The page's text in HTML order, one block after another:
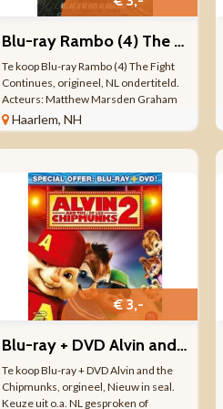
Blu-ray Rambo (4) The Fight Continues
Te koop Blu-ray Rambo (4) The Fight
Continues, origineel, NL ondertiteld.
Acteurs: Matthew Marsden Graham
McTavish Sylvester Stallone Julie Benz
Cameron Pearson James With Jake La
Botz Reynaldo Gallegos Sylvester
Haarlem, NH
€ 3,-
Blu-ray + DVD Alvin and the Chipmunks Nieuw
Te koop Blu-ray + DVD Alvin and the
Chipmunks, orgineel, Nieuw in seal.
Keuze uit o.a. NL gesproken of